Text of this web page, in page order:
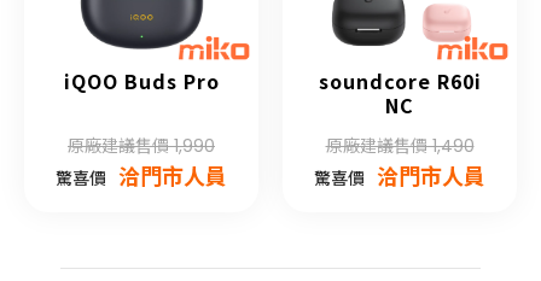
iQOO Buds Pro
原廠建議售價 1,990
驚喜價 洽門市人員
soundcore R60i
NC
原廠建議售價 1,490
驚喜價 洽門市人員